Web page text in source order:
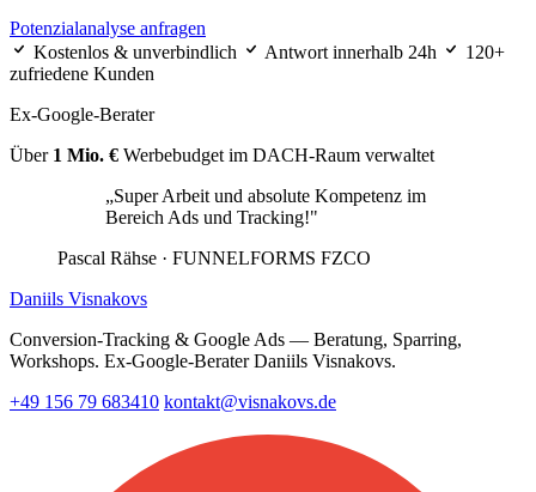
Potenzialanalyse anfragen
Kostenlos & unverbindlich
Antwort innerhalb 24h
120+
zufriedene Kunden
Ex-Google-Berater
Über 1 Mio. € Werbebudget im DACH-Raum verwaltet
„Super Arbeit und absolute Kompetenz im
Bereich Ads und Tracking!"
Pascal Rähse · FUNNELFORMS FZCO
Daniils Visnakovs
Conversion-Tracking & Google Ads — Beratung, Sparring,
Workshops. Ex-Google-Berater Daniils Visnakovs.
+49 156 79 683410 kontakt@visnakovs.de